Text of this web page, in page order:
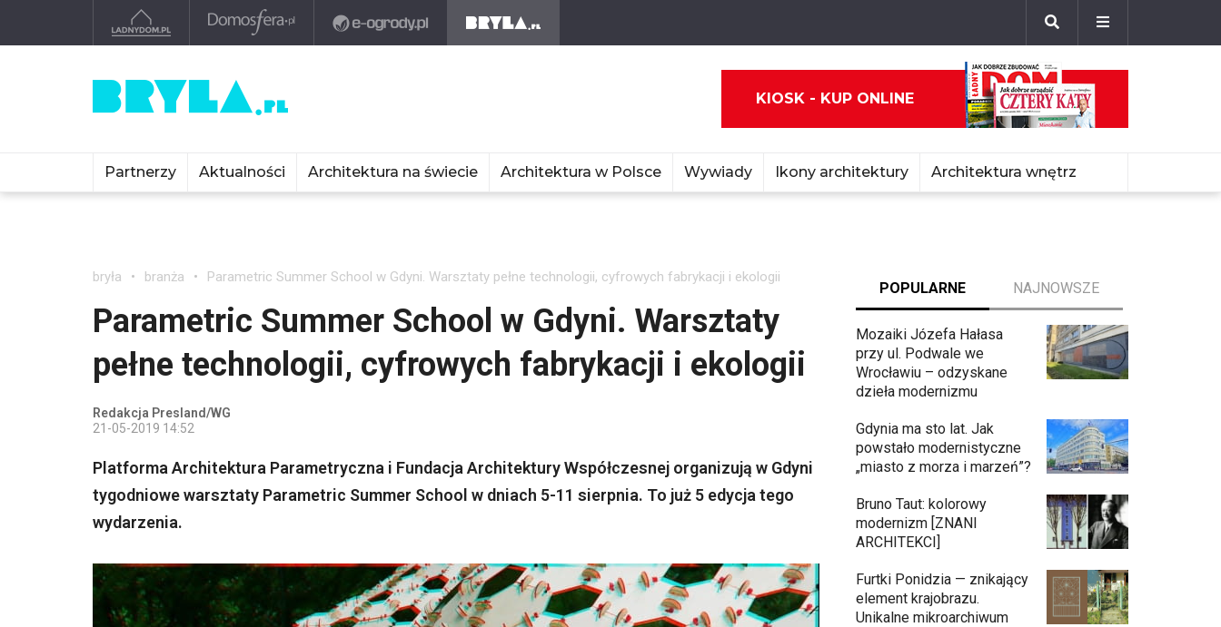
KIOSK - KUP ONLINE
Partnerzy Aktualności Architektura na świecie Architektura w Polsce Wywiady Ikony architektury Architektura wnętrz
bryła branża Parametric Summer School w Gdyni. Warsztaty pełne technologii, cyfrowych fabrykacji i ekologii
Parametric Summer School w Gdyni. Warsztaty
pełne technologii, cyfrowych fabrykacji i ekologii
Redakcja Presland/WG
21-05-2019 14:52
Platforma Architektura Parametryczna i Fundacja Architektury Współczesnej organizują w Gdyni
tygodniowe warsztaty Parametric Summer School w dniach 5-11 sierpnia. To już 5 edycja tego
wydarzenia.
POPULARNE NAJNOWSZE
Mozaiki Józefa Hałasa
przy ul. Podwale we
Wrocławiu – odzyskane
dzieła modernizmu
Gdynia ma sto lat. Jak
powstało modernistyczne
„miasto z morza i marzeń”?
Bruno Taut: kolorowy
modernizm [ZNANI
ARCHITEKCI]
Furtki Ponidzia — znikający
element krajobrazu.
Unikalne mikroarchiwum